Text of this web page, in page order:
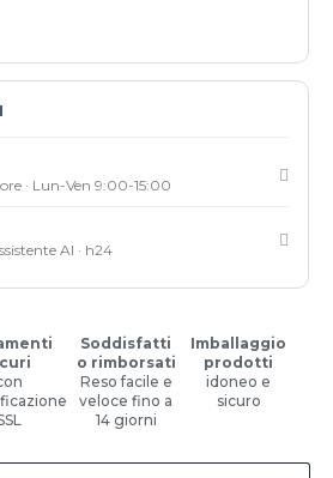
· Lun-Ven 9:00-15:00
AI · h24
Soddisfatti
o rimborsati
Reso facile e
veloce fino a
14 giorni
Imballaggio
prodotti
idoneo e
sicuro